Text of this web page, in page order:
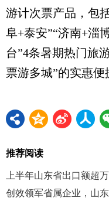
游计次票产品，包
阜+泰安”“济南+淄
台”4条暑期热门旅
票游多城”的实惠
推荐阅读
上半年山东省出口额超
创效领军省属企业，山